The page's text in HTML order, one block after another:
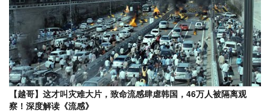
【越哥】这才叫灾难大片，致命流感肆虐韩国，46万人被隔离观
察！深度解读《流感》